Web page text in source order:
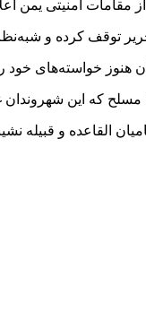
توقف کرده و
هنوز خواسته‌های خود
که این شهروندان
القاعده و قبیله